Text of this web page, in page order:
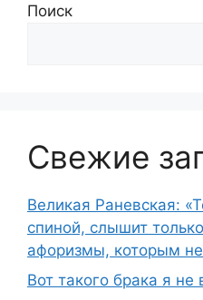
Поиск
Свежие
Великая Раневская:
спиной, слышит
афоризмы, которым
Вот такого брака я не